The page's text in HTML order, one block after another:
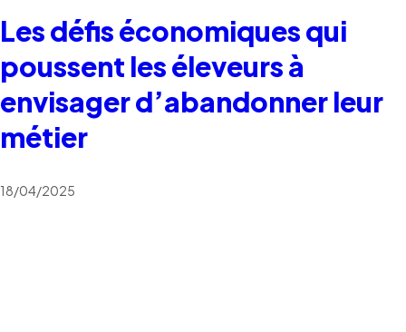
Les défis économiques qui
poussent les éleveurs à
envisager d’abandonner leur
métier
18/04/2025